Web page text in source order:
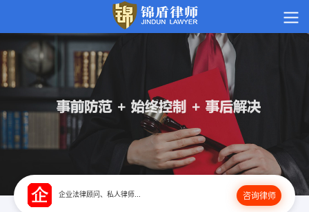
咨询律师
企业法律顾问、私人律师...